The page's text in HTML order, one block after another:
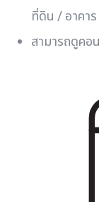
ที่ดิน / อาคาร
สามารถดูคอ